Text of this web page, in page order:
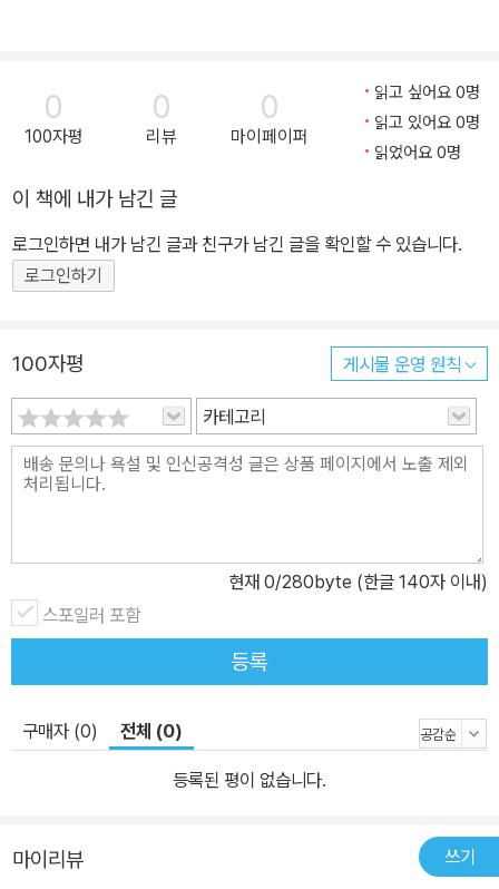
0
100자평
0
리뷰
0
마이페이퍼
읽고 싶어요 0명
읽고 있어요 0명
읽었어요 0명
이 책에 내가 남긴 글
로그인하면 내가 남긴 글과 친구가 남긴 글을 확인할 수 있습니다.
로그인하기
100자평 게시물 운영 원칙
카테고리
현재 0/280byte (한글 140자 이내)
스포일러 포함
등록
구매자 (0) 전체 (0)
등록된 평이 없습니다.
마이리뷰 쓰기